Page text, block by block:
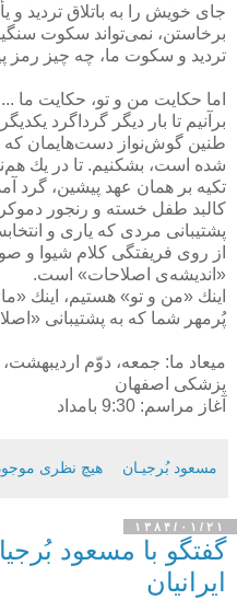
جای خویش را به باتلاق تردید
برخاستن، نمی‌تواند سكوت
تردید و سكوت ما، چه چیز
اما حكایت من و تو، حكایت ما ...
برآنیم تا بار دیگر گرداگرد
طنین گوش‌نواز دست‌هایمان كه
شده است، بشكنیم. تا در یك
تكیه بر همان عهد پیشین، گرد
كالبد طفل خسته و رنجور
پشتیبانی مردی كه یاری و
از روی فریفتگی كلام شیوا و
«اندیشه‌ی اصلاحات» است.
اینك «من و تو» هستیم، اینك
پُرمهر شما كه به پشتیبانی
میعاد ما: جمعه، دوّم
پزشكی اصفهان
آغاز مراسم: 9:30 بامداد
مسعود بُرجيـان هیچ نظری
۱۳۸۴/۰۱/۲۱
گفتگو با مسعود
ایرانیان